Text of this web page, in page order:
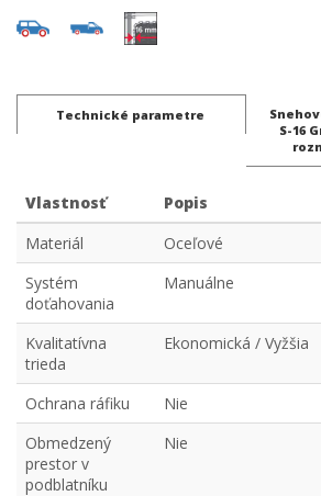
Technické parametre
S-16
Vlastnosť
Popis
Materiál
Oceľové
Systém
doťahovania
Manuálne
Kvalitatívna
trieda
Ekonomická / Vyžšia
Ochrana ráfiku
Nie
Obmedzený
prestor v
podblatníku
Nie